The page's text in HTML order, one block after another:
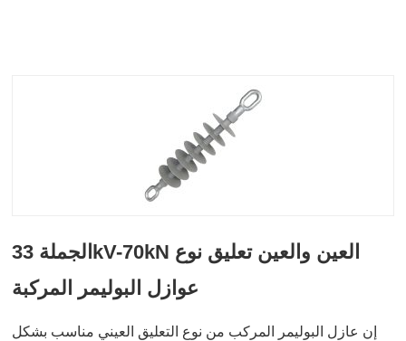
الجملة 33kV-70kN العين والعين تعليق نوع
عوازل البوليمر المركبة
إن عازل البوليمر المركب من نوع التعليق العيني مناسب بشكل